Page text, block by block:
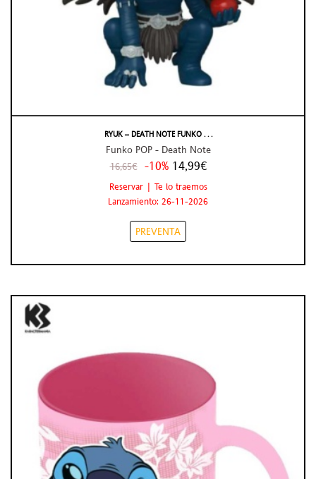
RYUK – DEATH NOTE FUNKO . . .
Funko POP - Death Note
16,65€ -10% 14,99€
Reservar | Te lo traemos
Lanzamiento: 26-11-2026
PREVENTA